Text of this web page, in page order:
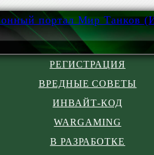
РЕГИСТРАЦИЯ
ВРЕДНЫЕ СОВЕТЫ
ИНВАЙТ-КОД
WARGAMING
В РАЗРАБОТКЕ